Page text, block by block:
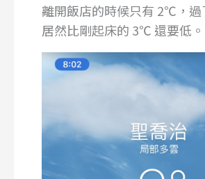
離開飯店的時候只有 2℃，過
居然比剛起床的 3℃ 還要低。